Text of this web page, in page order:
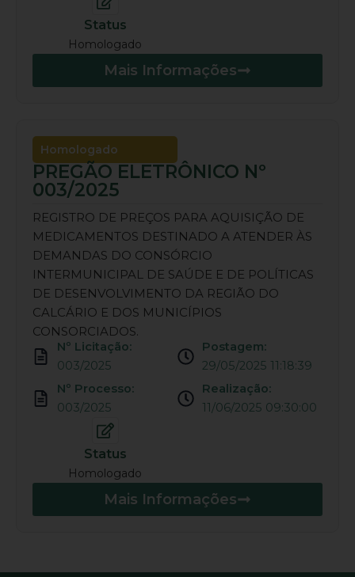
Status
Homologado
Mais Informações
Homologado
PREGÃO ELETRÔNICO Nº
003/2025
REGISTRO DE PREÇOS PARA AQUISIÇÃO DE
MEDICAMENTOS DESTINADO A ATENDER ÀS
DEMANDAS DO CONSÓRCIO
INTERMUNICIPAL DE SAÚDE E DE POLÍTICAS
DE DESENVOLVIMENTO DA REGIÃO DO
CALCÁRIO E DOS MUNICÍPIOS
CONSORCIADOS.
Nº Licitação:
003/2025
Nº Processo:
003/2025
Postagem:
29/05/2025 11:18:39
Realização:
11/06/2025 09:30:00
Status
Homologado
Mais Informações